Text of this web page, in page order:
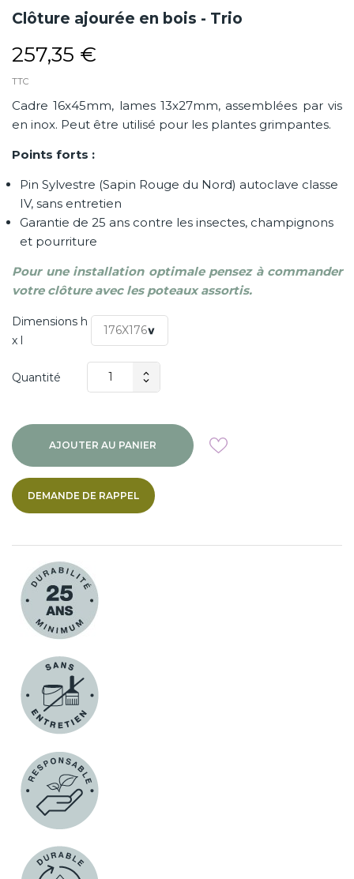
Clôture ajourée en bois - Trio
257,35 €
TTC
Cadre 16x45mm, lames 13x27mm, assemblées par vis
en inox. Peut être utilisé pour les plantes grimpantes.
Points forts :
Pin Sylvestre (Sapin Rouge du Nord) autoclave classe
IV, sans entretien
Garantie de 25 ans contre les insectes, champignons
et pourriture
Pour une installation optimale pensez à commander
votre clôture avec les poteaux assortis.
Dimensions h
x l
Quantité
AJOUTER AU PANIER
DEMANDE DE RAPPEL